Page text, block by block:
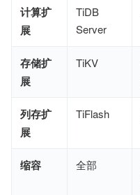
计算扩
展
TiDB
Server
存储扩
展
TiKV
列存扩
展
TiFlash
缩容 全部